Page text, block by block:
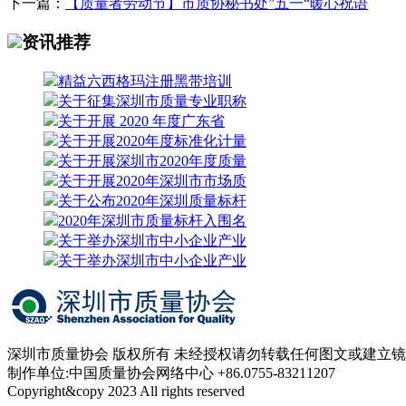
下一篇： 【质量者劳动节】市质协秘书处”五一“暖心祝语
资讯推荐
精益六西格玛注册黑带培训
关于征集深圳市质量专业职称
关于开展 2020 年度广东省
关于开展2020年度标准化计量
关于开展深圳市2020年度质量
关于开展2020年深圳市市场质
关于公布2020年深圳质量标杆
2020年深圳市质量标杆入围名
关于举办深圳市中小企业产业
关于举办深圳市中小企业产业
深圳市质量协会 版权所有 未经授权请勿转载任何图文或建立
制作单位:中国质量协会网络中心 +86.0755-83211207
Copyright&copy 2023 All rights reserved